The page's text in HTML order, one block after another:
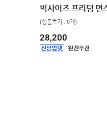
빅사이즈 프리덤 면
(상품후기 : 0개)
28,200